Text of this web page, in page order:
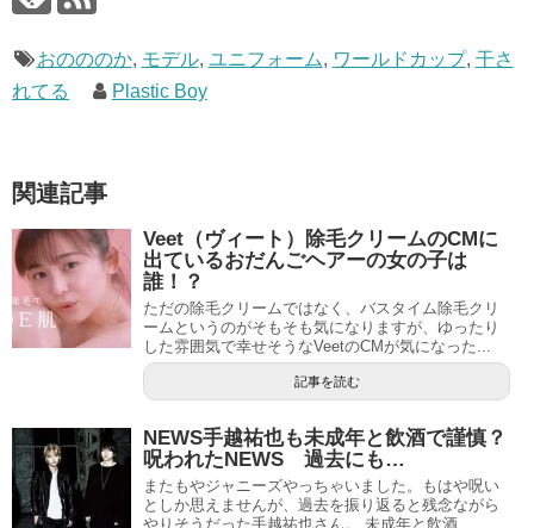
おのののか, モデル, ユニフォーム, ワールドカップ, 干さ
れてる
Plastic Boy
関連記事
Veet（ヴィート）除毛クリームのCMに
出ているおだんごヘアーの女の子は
誰！？
ただの除毛クリームではなく、バスタイム除毛クリ
ームというのがそもそも気になりますが、ゆったり
した雰囲気で幸せそうなVeetのCMが気になった...
記事を読む
NEWS手越祐也も未成年と飲酒で謹慎？
呪われたNEWS 過去にも…
またもやジャニーズやっちゃいました。もはや呪い
としか思えませんが、過去を振り返ると残念ながら
やりそうだった手越祐也さん。 未成年と飲酒...